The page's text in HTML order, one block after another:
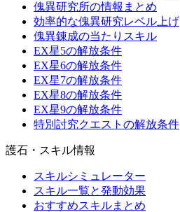
傀異研究所の情報まとめ
効率的な傀異研究レベル上げ
傀異錬成の当たりスキル
EX星5の解放条件
EX星6の解放条件
EX星7の解放条件
EX星8の解放条件
EX星9の解放条件
特別討究クエストの解放条件
護石・スキル情報
スキルシミュレーター
スキル一覧と発動効果
おすすめスキルまとめ